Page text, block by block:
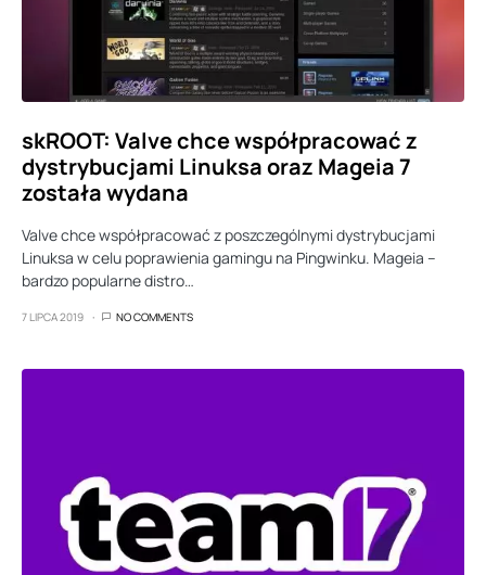
skROOT: Valve chce współpracować z
dystrybucjami Linuksa oraz Mageia 7
została wydana
Valve chce współpracować z poszczególnymi dystrybucjami
Linuksa w celu poprawienia gamingu na Pingwinku. Mageia –
bardzo popularne distro…
7 LIPCA 2019 NO COMMENTS